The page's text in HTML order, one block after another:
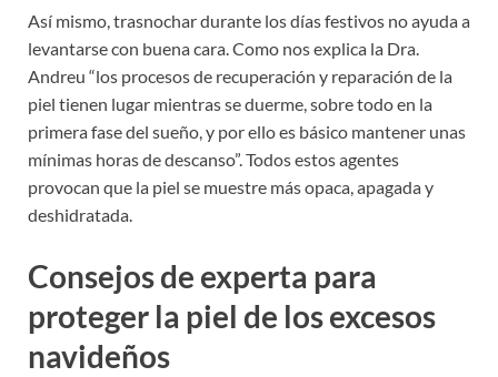
Así mismo, trasnochar durante los días festivos no ayuda a
levantarse con buena cara. Como nos explica la Dra.
Andreu “los procesos de recuperación y reparación de la
piel tienen lugar mientras se duerme, sobre todo en la
primera fase del sueño, y por ello es básico mantener unas
mínimas horas de descanso”. Todos estos agentes
provocan que la piel se muestre más opaca, apagada y
deshidratada.
Consejos de experta para
proteger la piel de los excesos
navideños